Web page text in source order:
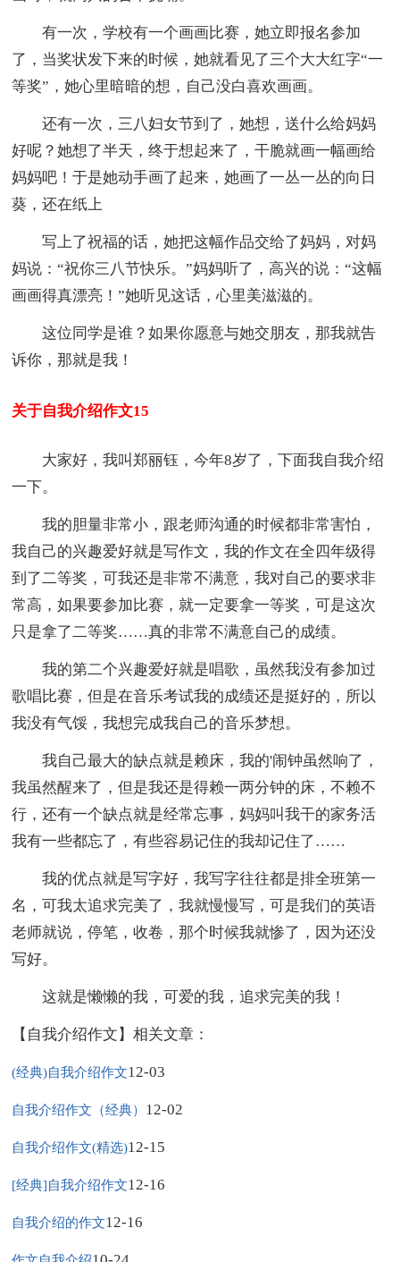
有一次，学校有一个画画比赛，她立即报名参加
了，当奖状发下来的时候，她就看见了三个大大红字“一
等奖”，她心里暗暗的想，自己没白喜欢画画。
还有一次，三八妇女节到了，她想，送什么给妈妈
好呢？她想了半天，终于想起来了，干脆就画一幅画给
妈妈吧！于是她动手画了起来，她画了一丛一丛的向日
葵，还在纸上
写上了祝福的话，她把这幅作品交给了妈妈，对妈
妈说：“祝你三八节快乐。”妈妈听了，高兴的说：“这幅
画画得真漂亮！”她听见这话，心里美滋滋的。
这位同学是谁？如果你愿意与她交朋友，那我就告
诉你，那就是我！
关于自我介绍作文15
大家好，我叫郑丽钰，今年8岁了，下面我自我介绍
一下。
我的胆量非常小，跟老师沟通的时候都非常害怕，
我自己的兴趣爱好就是写作文，我的作文在全四年级得
到了二等奖，可我还是非常不满意，我对自己的要求非
常高，如果要参加比赛，就一定要拿一等奖，可是这次
只是拿了二等奖……真的非常不满意自己的成绩。
我的第二个兴趣爱好就是唱歌，虽然我没有参加过
歌唱比赛，但是在音乐考试我的成绩还是挺好的，所以
我没有气馁，我想完成我自己的音乐梦想。
我自己最大的缺点就是赖床，我的'闹钟虽然响了，
我虽然醒来了，但是我还是得赖一两分钟的床，不赖不
行，还有一个缺点就是经常忘事，妈妈叫我干的家务活
我有一些都忘了，有些容易记住的我却记住了……
我的优点就是写字好，我写字往往都是排全班第一
名，可我太追求完美了，我就慢慢写，可是我们的英语
老师就说，停笔，收卷，那个时候我就惨了，因为还没
写好。
这就是懒懒的我，可爱的我，追求完美的我！
【自我介绍作文】相关文章：
(经典)自我介绍作文12-03
自我介绍作文（经典） 12-02
自我介绍作文(精选)12-15
[经典]自我介绍作文12-16
自我介绍的作文12-16